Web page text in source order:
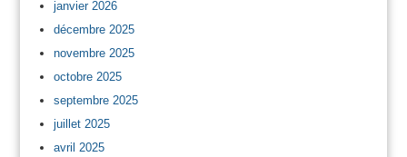
janvier 2026
décembre 2025
novembre 2025
octobre 2025
septembre 2025
juillet 2025
avril 2025